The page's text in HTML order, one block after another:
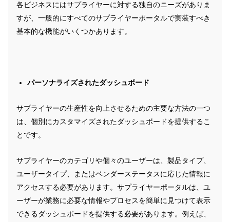
各ビジネスにはサプライヤーに対する独自のニーズがありま
すが、一般的にすべてのサプライヤーポータルで実装すべき
基本的な機能がいくつかあります。
パーソナライズされたダッシュボード
サプライヤーの生産性を向上させるための主要な方法の一つ
は、個別にカスタマイズされたダッシュボードを提供するこ
とです。
サプライヤーのカテゴリや個々のユーザーは、製品タイプ、
ユーザータイプ、またはベンダーステータスに応じた情報に
アクセスする必要があります。サプライヤーポータルは、ユ
ーザーが業務に必要な情報やプロセスを簡単に見つけて表示
できるダッシュボードを提供する必要があります。例えば、